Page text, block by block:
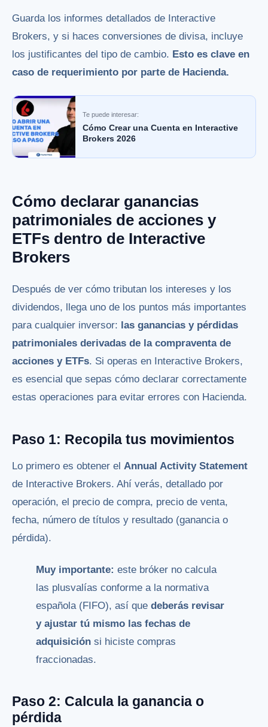
Guarda los informes detallados de Interactive
Brokers, y si haces conversiones de divisa, incluye
los justificantes del tipo de cambio. Esto es clave en
caso de requerimiento por parte de Hacienda.
Te puede interesar:
Cómo Crear una Cuenta en Interactive
Brokers 2026
Cómo declarar ganancias
patrimoniales de acciones y
ETFs dentro de Interactive
Brokers
Después de ver cómo tributan los intereses y los
dividendos, llega uno de los puntos más importantes
para cualquier inversor: las ganancias y pérdidas
patrimoniales derivadas de la compraventa de
acciones y ETFs. Si operas en Interactive Brokers,
es esencial que sepas cómo declarar correctamente
estas operaciones para evitar errores con Hacienda.
Paso 1: Recopila tus movimientos
Lo primero es obtener el Annual Activity Statement
de Interactive Brokers. Ahí verás, detallado por
operación, el precio de compra, precio de venta,
fecha, número de títulos y resultado (ganancia o
pérdida).
Muy importante: este bróker no calcula
las plusvalías conforme a la normativa
española (FIFO), así que deberás revisar
y ajustar tú mismo las fechas de
adquisición si hiciste compras
fraccionadas.
Paso 2: Calcula la ganancia o
pérdida